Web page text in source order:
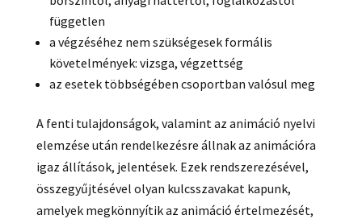
független
a végzéséhez nem szükségesek formális
követelmények: vizsga, végzettség
az esetek többségében csoportban valósul meg
A fenti tulajdonságok, valamint az animáció nyelvi
elemzése után rendelkezésre állnak az animációra
igaz állítások, jelentések. Ezek rendszerezésével,
összegyűjtésével olyan kulcsszavakat kapunk,
amelyek megkönnyítik az animáció értelmezését,